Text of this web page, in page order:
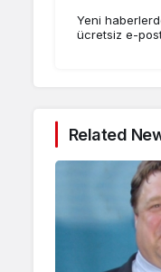
Yeni
ücretsiz e-
Related